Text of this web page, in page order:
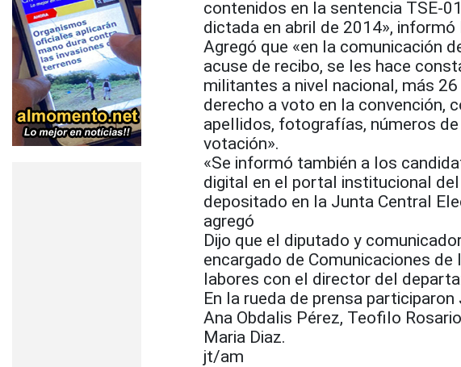
contenidos en la sentencia TSE-
dictada en abril de 2014»,
Agregó que «en la comunicación
acuse de recibo, se les hace
militantes a nivel nacional, más
derecho a voto en la convención,
apellidos, fotografías, números
votación».
«Se informó también a los
digital en el portal institucional
depositado en la Junta Central
agregó
Dijo que el diputado y
encargado de Comunicaciones
labores con el director del
En la rueda de prensa
Ana Obdalis Pérez, Teofilo
Maria Diaz.
jt/am